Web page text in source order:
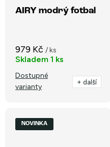
AIRY modrý fotbal
979 Kč / ks
Skladem 1 ks
Dostupné
varianty
+ další
NOVINKA